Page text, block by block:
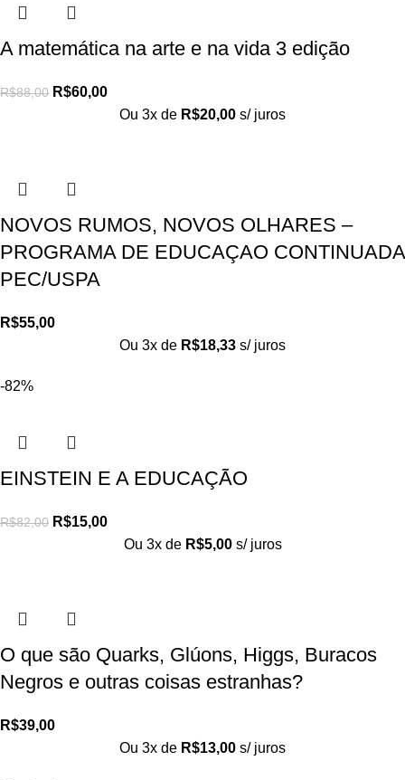
A matemática na arte e na vida 3 edição
R$88,00 R$60,00
Ou 3x de R$20,00 s/ juros
NOVOS RUMOS, NOVOS OLHARES –
PROGRAMA DE EDUCAÇAO CONTINUADA
PEC/USPA
R$55,00
Ou 3x de R$18,33 s/ juros
-82%
EINSTEIN E A EDUCAÇÃO
R$82,00 R$15,00
Ou 3x de R$5,00 s/ juros
O que são Quarks, Glúons, Higgs, Buracos
Negros e outras coisas estranhas?
R$39,00
Ou 3x de R$13,00 s/ juros